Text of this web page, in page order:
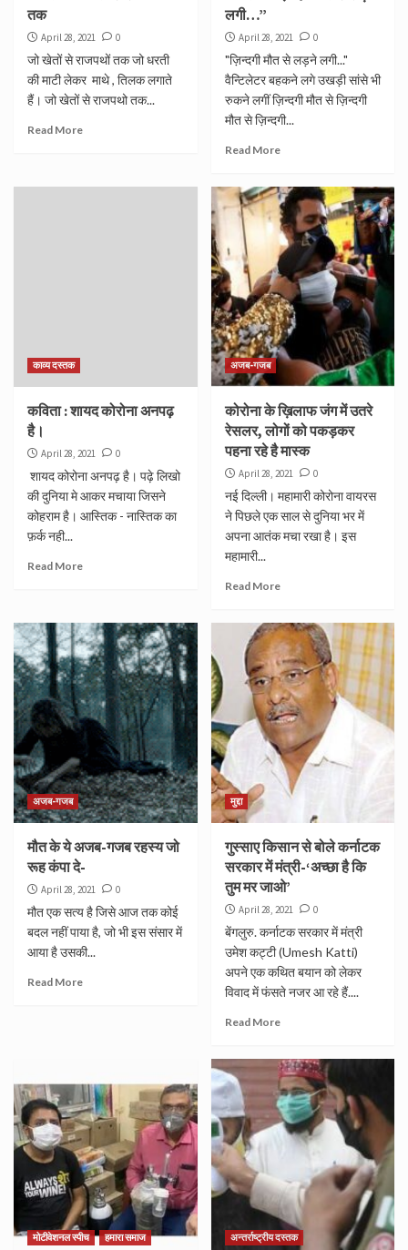
तक
April 28, 2021 0
जो खेतों से राजपथों तक जो धरती
की माटी लेकर माथे , तिलक लगाते
हैं। जो खेतों से राजपथो तक...
Read More
लगी…”
April 28, 2021 0
"ज़िन्दगी मौत से लड़ने लगी..."
वैन्टिलेटर बहकने लगे उखड़ी सांसे भी
रुकने लगीं ज़िन्दगी मौत से ज़िन्दगी
मौत से ज़िन्दगी...
Read More
काव्य दस्तक
कविता : शायद कोरोना अनपढ़
है।
April 28, 2021 0
शायद कोरोना अनपढ़ है। पढ़े लिखो
की दुनिया मे आकर मचाया जिसने
कोहराम है। आस्तिक - नास्तिक का
फ़र्क नही...
Read More
अजब-गजब
कोरोना के ख़िलाफ जंग में उतरे
रेसलर, लोगों को पकड़कर
पहना रहे है मास्क
April 28, 2021 0
नई दिल्ली। महामारी कोरोना वायरस
ने पिछले एक साल से दुनिया भर में
अपना आतंक मचा रखा है। इस
महामारी...
Read More
अजब-गजब
मौत के ये अजब-गजब रहस्य जो
रूह कंपा दे-
April 28, 2021 0
मौत एक सत्य है जिसे आज तक कोई
बदल नहीं पाया है, जो भी इस संसार में
आया है उसकी...
Read More
मुद्दा
गुस्साए किसान से बोले कर्नाटक
सरकार में मंत्री-‘अच्छा है कि
तुम मर जाओ’
April 28, 2021 0
बेंगलुरु. कर्नाटक सरकार में मंत्री
उमेश कट्टी (Umesh Katti)
अपने एक कथित बयान को लेकर
विवाद में फंसते नजर आ रहे हैं....
Read More
मोटीवेशनल स्पीच हमारा समाज अन्तर्राष्ट्रीय दस्तक